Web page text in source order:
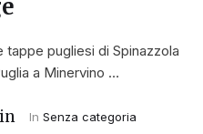
pugliesi di Spinazzola
a Minervino …
In Senza categoria